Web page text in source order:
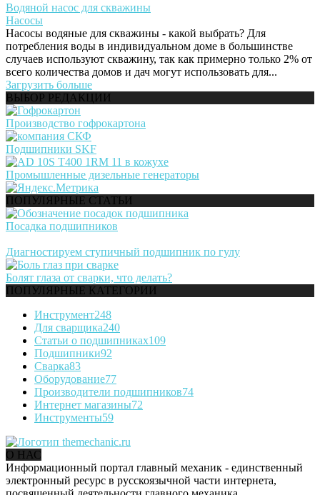
Водяной насос для скважины
Насосы
Насосы водяные для скважины - какой выбрать? Для
потребления воды в индивидуальном доме в большинстве
случаев используют скважину, так как примерно только 2% от
всего количества домов и дач могут использовать для...
Загрузить больше
ВЫБОР РЕДАКЦИИ
Производство гофрокартона
Подшипники SKF
Промышленные дизельные генераторы
ПОПУЛЯРНЫЕ СТАТЬИ
Посадка подшипников
Диагностируем ступичный подшипник по гулу
Болят глаза от сварки, что делать?
ПОПУЛЯРНЫЕ КАТЕГОРИИ
Инструмент248
Для сварщика240
Статьи о подшипниках109
Подшипники92
Сварка83
Оборудование77
Производители подшипников74
Интернет магазины72
Инструменты59
О НАС
Информационный портал главный механик - единственный
электронный ресурс в русскоязычной части интернета,